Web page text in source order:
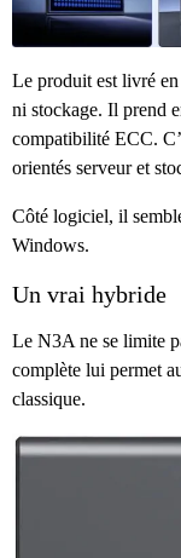
Le produit est livré en
ni stockage. Il prend
compatibilité ECC.
orientés serveur et
Côté logiciel, il
Windows.
Un vrai hybride
Le N3A ne se limite
complète lui permet
classique.